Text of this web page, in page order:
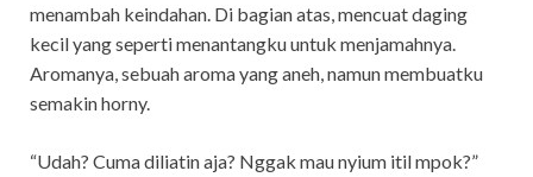
menambah keindahan. Di bagian atas, mencuat daging
kecil yang seperti menantangku untuk menjamahnya.
Aromanya, sebuah aroma yang aneh, namun membuatku
semakin horny.
“Udah? Cuma diliatin aja? Nggak mau nyium itil mpok?”